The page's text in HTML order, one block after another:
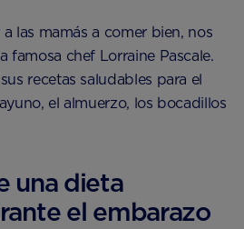
las mamás a comer bien, nos
famosa chef Lorraine Pascale.
recetas saludables para el
el almuerzo, los bocadillos
una dieta
el embarazo